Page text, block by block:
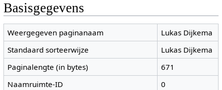
Basisgegevens
Weergegeven paginanaam
Lukas Dijkema
Standaard sorteerwijze
Lukas Dijkema
Paginalengte (in bytes)
671
Naamruimte-ID
0